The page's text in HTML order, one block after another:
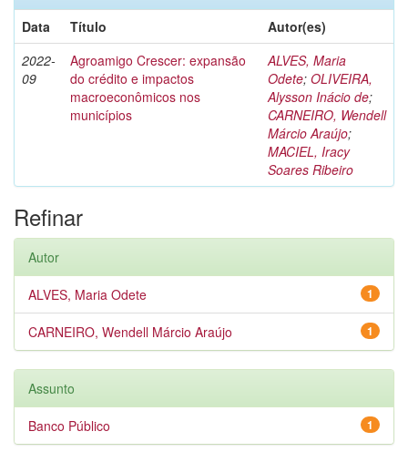
Data
Título
Autor(es)
2022-
09
Agroamigo Crescer: expansão
do crédito e impactos
macroeconômicos nos
municípios
ALVES, Maria
Odete; OLIVEIRA,
Alysson Inácio de;
CARNEIRO, Wendell
Márcio Araújo;
MACIEL, Iracy
Soares Ribeiro
Refinar
Autor
1
ALVES, Maria Odete
1
CARNEIRO, Wendell Márcio Araújo
Assunto
1
Banco Público